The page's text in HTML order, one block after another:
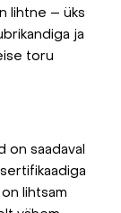
lihtne – üks
ja
toru
on saadaval
lihtsam